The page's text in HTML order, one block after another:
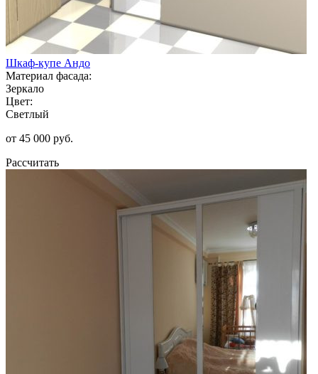
Шкаф-купе Андо
Материал фасада:
Зеркало
Цвет:
Светлый
от 45 000 руб.
Рассчитать